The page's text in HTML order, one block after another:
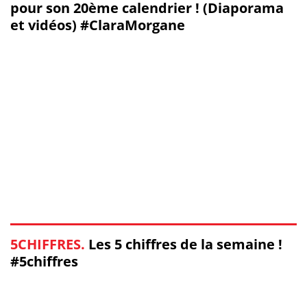
pour son 20ème calendrier ! (Diaporama
et vidéos) #ClaraMorgane
5CHIFFRES. Les 5 chiffres de la semaine !
#5chiffres